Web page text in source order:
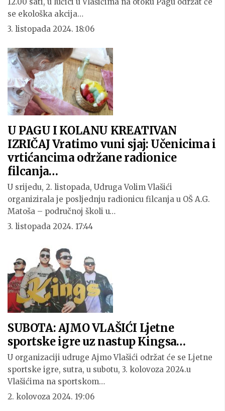
se ekološka akcija…
3. listopada 2024. 18:06
U PAGU I KOLANU KREATIVAN
IZRIČAJ Vratimo vuni sjaj: Učenicima i
vrtićancima održane radionice
filcanja…
U srijedu, 2. listopada, Udruga Volim Vlašići
organizirala je posljednju radionicu filcanja u OŠ A.G.
Matoša – područnoj školi u…
3. listopada 2024. 17:44
SUBOTA: AJMO VLAŠIĆI Ljetne
sportske igre uz nastup Kingsa…
U organizaciji udruge Ajmo Vlašići održat će se Ljetne
sportske igre, sutra, u subotu, 3. kolovoza 2024.u
Vlašićima na sportskom…
2. kolovoza 2024. 19:06